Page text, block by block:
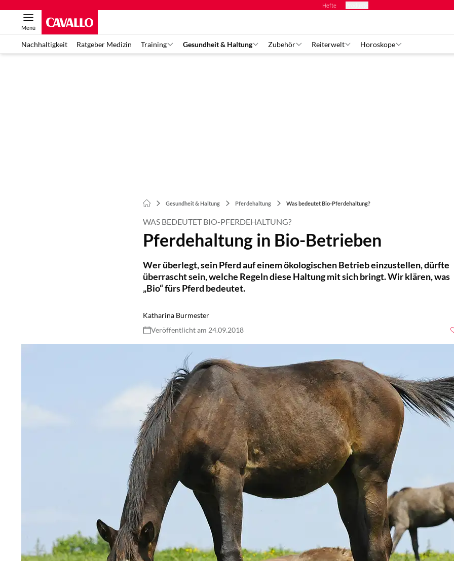
Hefte
Menü
Nachhaltigkeit Ratgeber Medizin Training Gesundheit & Haltung Zubehör Reiterwelt Horoskope
Gesundheit & Haltung Pferdehaltung Was bedeutet Bio-Pferdehaltung?
WAS BEDEUTET BIO-PFERDEHALTUNG?
Pferdehaltung in Bio-Betrieben
Wer überlegt, sein Pferd auf einem ökologischen Betrieb einzustellen, dürfte
überrascht sein, welche Regeln diese Haltung mit sich bringt. Wir klären, was
„Bio“ fürs Pferd bedeutet.
Katharina Burmester
Veröffentlicht am 24.09.2018